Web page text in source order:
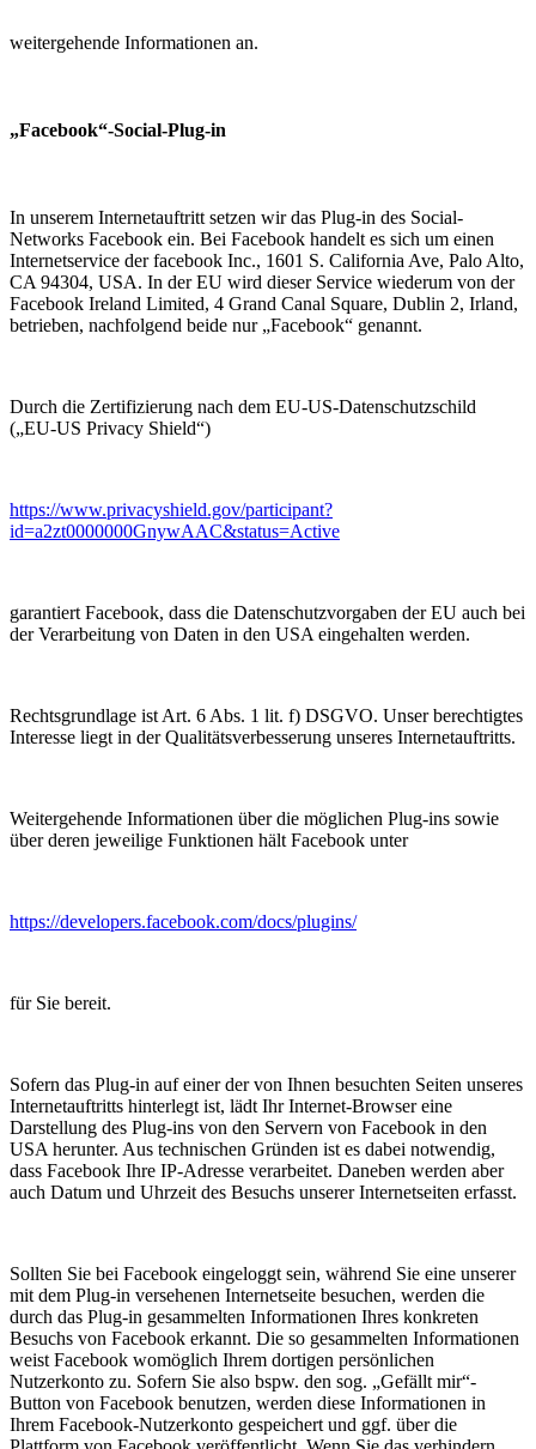
weitergehende Informationen an.
„Facebook“-Social-Plug-in
In unserem Internetauftritt setzen wir das Plug-in des Social-
Networks Facebook ein. Bei Facebook handelt es sich um einen
Internetservice der facebook Inc., 1601 S. California Ave, Palo Alto,
CA 94304, USA. In der EU wird dieser Service wiederum von der
Facebook Ireland Limited, 4 Grand Canal Square, Dublin 2, Irland,
betrieben, nachfolgend beide nur „Facebook“ genannt.
Durch die Zertifizierung nach dem EU-US-Datenschutzschild
(„EU-US Privacy Shield“)
https://www.privacyshield.gov/participant?
id=a2zt0000000GnywAAC&status=Active
garantiert Facebook, dass die Datenschutzvorgaben der EU auch bei
der Verarbeitung von Daten in den USA eingehalten werden.
Rechtsgrundlage ist Art. 6 Abs. 1 lit. f) DSGVO. Unser berechtigtes
Interesse liegt in der Qualitätsverbesserung unseres Internetauftritts.
Weitergehende Informationen über die möglichen Plug-ins sowie
über deren jeweilige Funktionen hält Facebook unter
https://developers.facebook.com/docs/plugins/
für Sie bereit.
Sofern das Plug-in auf einer der von Ihnen besuchten Seiten unseres
Internetauftritts hinterlegt ist, lädt Ihr Internet-Browser eine
Darstellung des Plug-ins von den Servern von Facebook in den
USA herunter. Aus technischen Gründen ist es dabei notwendig,
dass Facebook Ihre IP-Adresse verarbeitet. Daneben werden aber
auch Datum und Uhrzeit des Besuchs unserer Internetseiten erfasst.
Sollten Sie bei Facebook eingeloggt sein, während Sie eine unserer
mit dem Plug-in versehenen Internetseite besuchen, werden die
durch das Plug-in gesammelten Informationen Ihres konkreten
Besuchs von Facebook erkannt. Die so gesammelten Informationen
weist Facebook womöglich Ihrem dortigen persönlichen
Nutzerkonto zu. Sofern Sie also bspw. den sog. „Gefällt mir“-
Button von Facebook benutzen, werden diese Informationen in
Ihrem Facebook-Nutzerkonto gespeichert und ggf. über die